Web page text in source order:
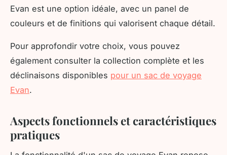
Evan est une option idéale, avec un panel de
couleurs et de finitions qui valorisent chaque détail.
Pour approfondir votre choix, vous pouvez
également consulter la collection complète et les
déclinaisons disponibles pour un sac de voyage
Evan.
Aspects fonctionnels et caractéristiques
pratiques